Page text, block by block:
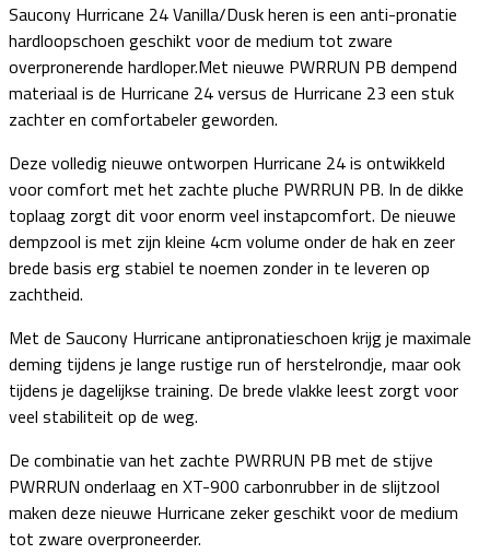
Saucony Hurricane 24 Vanilla/Dusk heren is een anti-pronatie
hardloopschoen geschikt voor de medium tot zware
overpronerende hardloper.Met nieuwe PWRRUN PB dempend
materiaal is de Hurricane 24 versus de Hurricane 23 een stuk
zachter en comfortabeler geworden.
Deze volledig nieuwe ontworpen Hurricane 24 is ontwikkeld
voor comfort met het zachte pluche PWRRUN PB. In de dikke
toplaag zorgt dit voor enorm veel instapcomfort. De nieuwe
dempzool is met zijn kleine 4cm volume onder de hak en zeer
brede basis erg stabiel te noemen zonder in te leveren op
zachtheid.
Met de Saucony Hurricane antipronatieschoen krijg je maximale
deming tijdens je lange rustige run of herstelrondje, maar ook
tijdens je dagelijkse training. De brede vlakke leest zorgt voor
veel stabiliteit op de weg.
De combinatie van het zachte PWRRUN PB met de stijve
PWRRUN onderlaag en XT-900 carbonrubber in de slijtzool
maken deze nieuwe Hurricane zeker geschikt voor de medium
tot zware overproneerder.